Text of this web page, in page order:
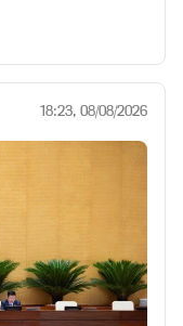
18:23, 08/08/2026